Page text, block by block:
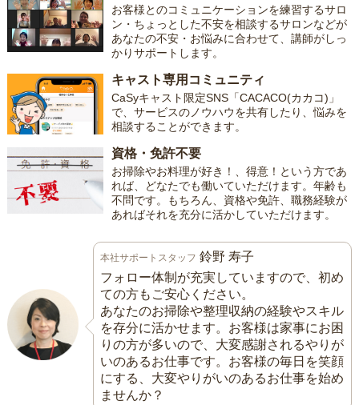
お客様とのコミュニケーションを練習するサロ
ン・ちょっとした不安を相談するサロンなどが
あなたの不安・お悩みに合わせて、講師がしっ
かりサポートします。
キャスト専用コミュニティ
CaSyキャスト限定SNS「CACACO(カカコ)」
で、サービスのノウハウを共有したり、悩みを
相談することができます。
資格・免許不要
お掃除やお料理が好き！、得意！という方であ
れば、どなたでも働いていただけます。年齢も
不問です。もちろん、資格や免許、職務経験が
あればそれを充分に活かしていただけます。
本社サポートスタッフ 鈴野 寿子
フォロー体制が充実していますので、初め
ての方もご安心ください。
あなたのお掃除や整理収納の経験やスキル
を存分に活かせます。お客様は家事にお困
りの方が多いので、大変感謝されるやりが
いのあるお仕事です。お客様の毎日を笑顔
にする、大変やりがいのあるお仕事を始め
ませんか？